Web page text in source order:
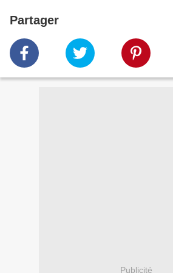
Partager
Publicité